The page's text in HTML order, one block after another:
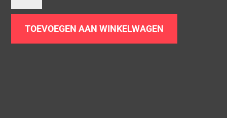
TOEVOEGEN AAN WINKELWAGEN